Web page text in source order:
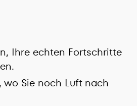
Ihre echten Fortschritte
wo Sie noch Luft nach